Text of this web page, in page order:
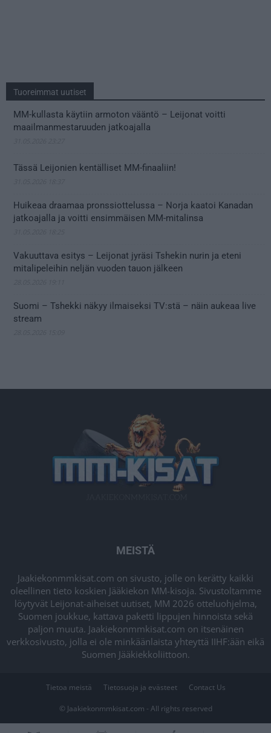
Tuoreimmat uutiset
MM-kullasta käytiin armoton vääntö – Leijonat voitti
maailmanmestaruuden jatkoajalla
Tässä Leijonien kentälliset MM-finaaliin!
Huikeaa draamaa pronssiottelussa – Norja kaatoi Kanadan
jatkoajalla ja voitti ensimmäisen MM-mitalinsa
Vakuuttava esitys – Leijonat jyräsi Tshekin nurin ja eteni
mitalipeleihin neljän vuoden tauon jälkeen
Suomi – Tshekki näkyy ilmaiseksi TV:stä – näin aukeaa live
stream
MEISTÄ
Jaakiekonmmkisat.com on sivusto, jolle on kerätty kaikki
oleellinen tieto koskien Jääkiekon MM-kisoja. Sivustoltamme
löytyvät Leijonat-aiheiset uutiset, MM 2026 otteluohjelma,
Suomen joukkue, kattava paketti lippujen hinnoista sekä
paljon muuta. Jaakiekonmmkisat.com on itsenäinen
verkkosivusto, jolla ei ole minkäänlaista yhteyttä IIHF:ään eikä
Suomen Jääkiekkoliittoon.
Tietoa meistä Tietosuoja ja evästeet Contact Us
© Jaakiekonmmkisat.com - All rights reserved